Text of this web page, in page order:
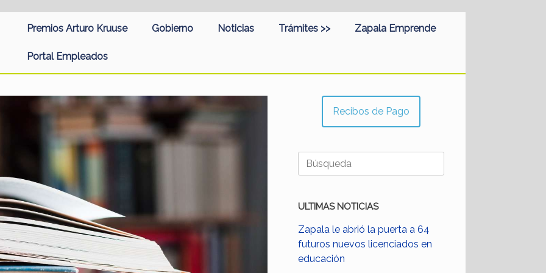
Premios Arturo Kruuse Gobierno Noticias Trámites >> Zapala Emprende
Portal Empleados
Recibos de Pago
Buscar:
ULTIMAS NOTICIAS
Zapala le abrió la puerta a 64
futuros nuevos licenciados en
educación